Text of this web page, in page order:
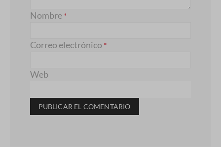
Nombre *
Correo electrónico *
Web